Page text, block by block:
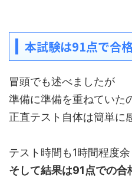
本試験は91点で合格
冒頭でも述べましたが
準備に準備を重ねていた
正直テスト自体は簡単に
テスト時間も1時間程度
そして結果は91点での合